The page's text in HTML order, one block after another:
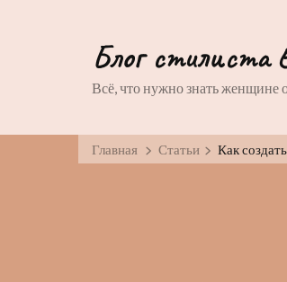
Блог стилиста
Всё, что нужно знать женщине
Главная Статьи Как